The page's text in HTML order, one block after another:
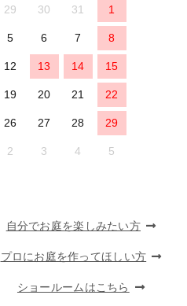
29 30 31 1
5 6 7 8
12 13 14 15
19 20 21 22
26 27 28 29
2 3 4 5
自分でお庭を楽しみたい方
プロにお庭を作ってほしい方
ショールームはこちら